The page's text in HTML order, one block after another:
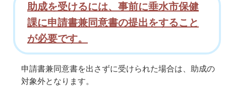
助成を受けるには、事前に垂水市保健
課に申請書兼同意書の提出をすること
が必要です。
申請書兼同意書を出さずに受けられた場合は、助成の
対象外となります。